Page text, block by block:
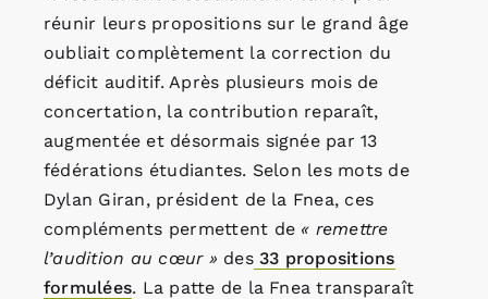
réunir leurs propositions sur le grand âge
oubliait complètement la correction du
déficit auditif. Après plusieurs mois de
concertation, la contribution reparaît,
augmentée et désormais signée par 13
fédérations étudiantes. Selon les mots de
Dylan Giran, président de la Fnea, ces
compléments permettent de « remettre
l’audition au cœur » des33 propositions
formulées. La patte de la Fnea transparaît